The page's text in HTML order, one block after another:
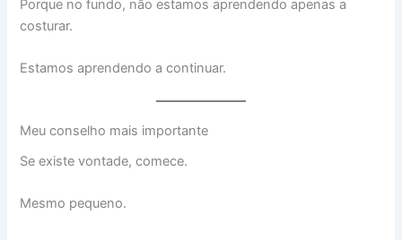
Porque no fundo, não estamos aprendendo apenas a
costurar.
Estamos aprendendo a continuar.
Meu conselho mais importante
Se existe vontade, comece.
Mesmo pequeno.